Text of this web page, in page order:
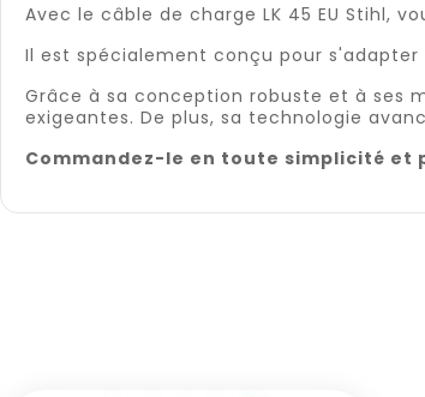
Avec le câble de charge LK 45 EU Stihl,
Il est spécialement conçu pour
Grâce à sa conception robuste et à ses
exigeantes. De plus, sa technologie
Commandez-le en toute simplicité